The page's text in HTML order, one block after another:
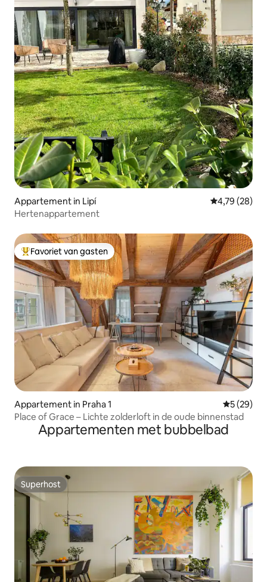
Appartement in Lipí Gemiddelde
4,79 (28)
Hertenappartement
Topfavoriet van gasten
Favoriet van gasten
Appartement in Praha 1
5 (29)
Place of Grace – Lichte zolderloft in de oude binnenstad
Appartementen met bubbelbad
Superhost
Superhost